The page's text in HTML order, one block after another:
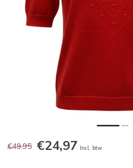
€49,95 €24,97 Incl. btw